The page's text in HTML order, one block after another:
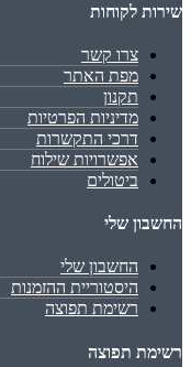
שירות לקוחות
צרו קשר
מפת האתר
תקנון
מדיניות הפרטיות
דרכי התקשרות
אפשרויות שילוח
ביטולים
החשבון שלי
החשבון שלי
היסטוריית ההזמנות
רשימת תפוצה
רשימת תפוצה